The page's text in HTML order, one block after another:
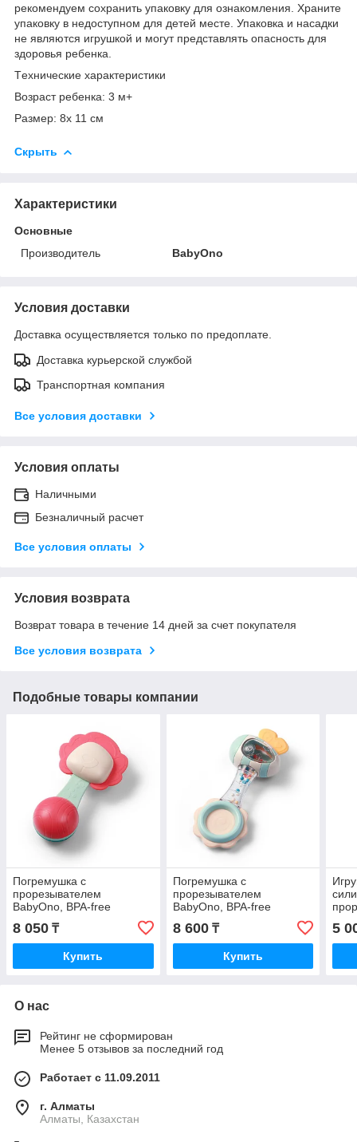
рекомендуем сохранить упаковку для ознакомления. Храните
упаковку в недоступном для детей месте. Упаковка и насадки
не являются игрушкой и могут представлять опасность для
здоровья ребенка.
Tехнические характеристики
Возраст ребенка: 3 м+
Размер: 8x 11 см
Скрыть
Характеристики
Основные
Производитель
BabyOno
Условия доставки
Доставка осуществляется только по предоплате.
Доставка курьерской службой
Транспортная компания
Все условия доставки
Условия оплаты
Наличными
Безналичный расчет
Все условия оплаты
Условия возврата
Возврат товара в течение 14 дней за счет покупателя
Все условия возврата
Подобные товары компании
Погремушка с
прорезывателем
BabyOno, BPA-free
8 050 ₸
Купить
Погремушка с
прорезывателем
BabyOno, BPA-free
8 600₸
Купить
5
О нас
Рейтинг не сформирован
Менее 5 отзывов за последний год
Работает с 11.09.2011
г. Алматы
Алматы, Казахстан